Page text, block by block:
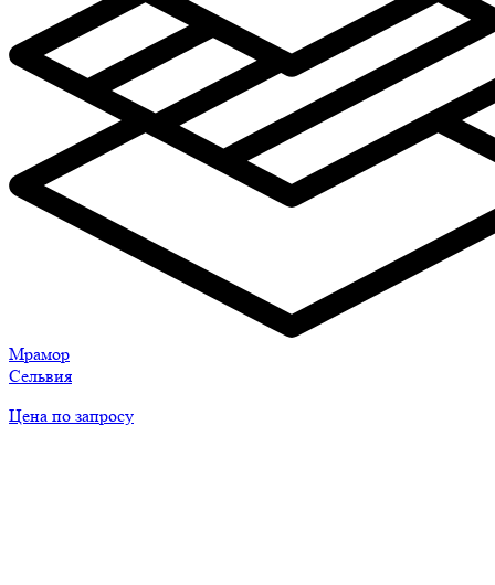
Мрамор
Сельвия
Цена по запросу